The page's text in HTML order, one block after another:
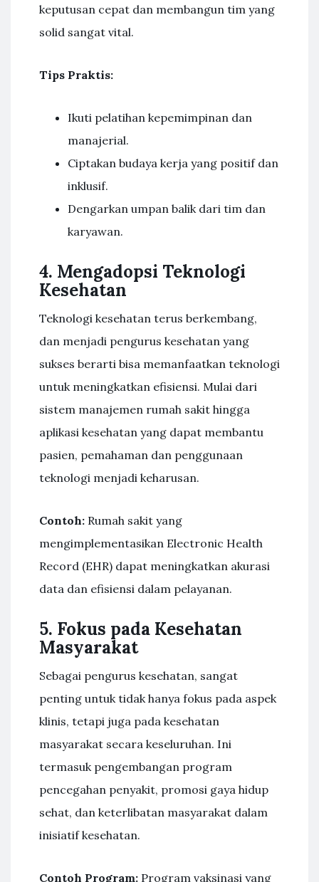
keputusan cepat dan membangun tim yang
solid sangat vital.
Tips Praktis:
Ikuti pelatihan kepemimpinan dan
manajerial.
Ciptakan budaya kerja yang positif dan
inklusif.
Dengarkan umpan balik dari tim dan
karyawan.
4. Mengadopsi Teknologi
Kesehatan
Teknologi kesehatan terus berkembang,
dan menjadi pengurus kesehatan yang
sukses berarti bisa memanfaatkan teknologi
untuk meningkatkan efisiensi. Mulai dari
sistem manajemen rumah sakit hingga
aplikasi kesehatan yang dapat membantu
pasien, pemahaman dan penggunaan
teknologi menjadi keharusan.
Contoh: Rumah sakit yang
mengimplementasikan Electronic Health
Record (EHR) dapat meningkatkan akurasi
data dan efisiensi dalam pelayanan.
5. Fokus pada Kesehatan
Masyarakat
Sebagai pengurus kesehatan, sangat
penting untuk tidak hanya fokus pada aspek
klinis, tetapi juga pada kesehatan
masyarakat secara keseluruhan. Ini
termasuk pengembangan program
pencegahan penyakit, promosi gaya hidup
sehat, dan keterlibatan masyarakat dalam
inisiatif kesehatan.
Contoh Program: Program vaksinasi yang